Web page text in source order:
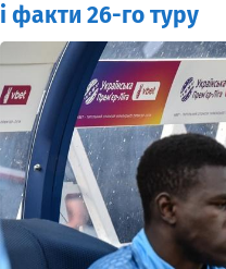
і факти 26-го туру